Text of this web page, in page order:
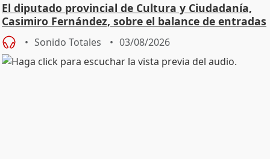
El diputado provincial de Cultura y Ciudadanía,
Casimiro Fernández, sobre el balance de entradas
Sonido Totales 03/08/2026